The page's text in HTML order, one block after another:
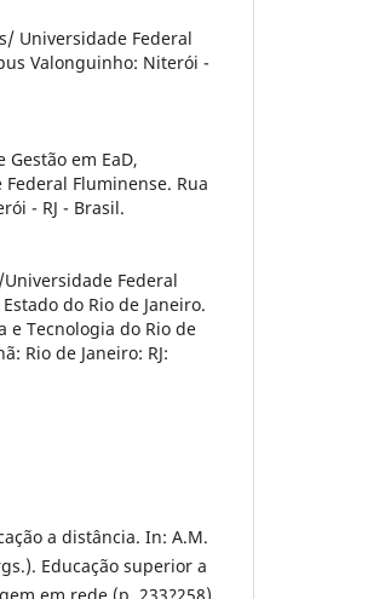
Universidade Federal
Valonguinho: Niterói -
em EaD,
Fluminense. Rua
- RJ - Brasil.
Federal
do Rio de Janeiro.
e Tecnologia do Rio de
Rio de Janeiro: RJ:
a distância. In: A.M.
Educação superior a